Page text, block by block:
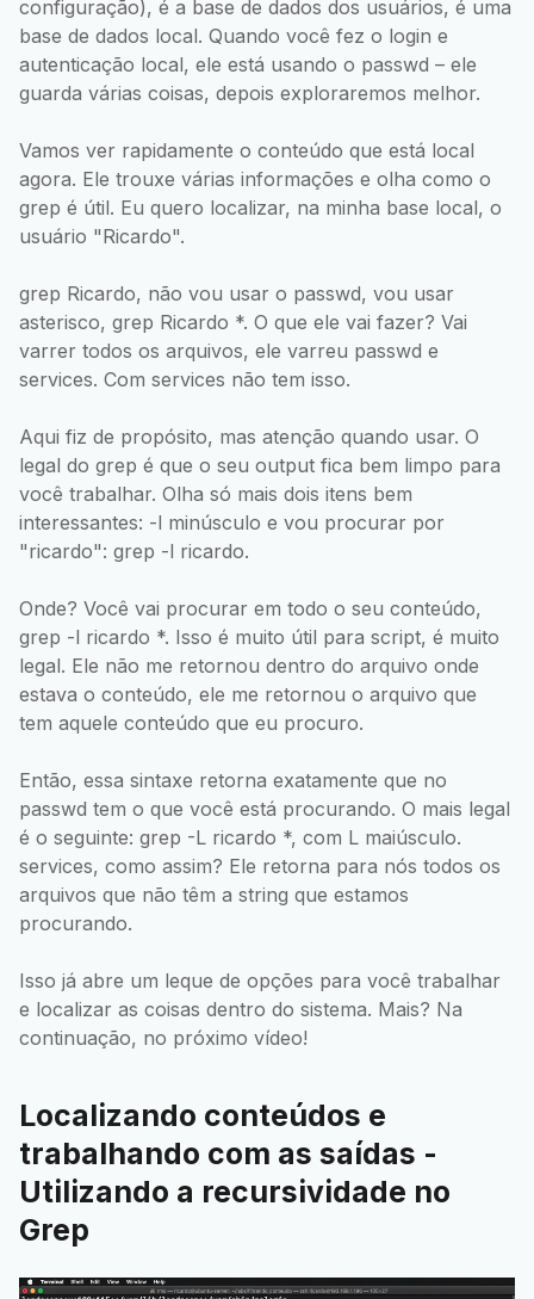
configuração), é a base de dados dos usuários, é uma
base de dados local. Quando você fez o login e
autenticação local, ele está usando o passwd – ele
guarda várias coisas, depois exploraremos melhor.
Vamos ver rapidamente o conteúdo que está local
agora. Ele trouxe várias informações e olha como o
grep é útil. Eu quero localizar, na minha base local, o
usuário "Ricardo".
grep Ricardo, não vou usar o passwd, vou usar
asterisco, grep Ricardo *. O que ele vai fazer? Vai
varrer todos os arquivos, ele varreu passwd e
services. Com services não tem isso.
Aqui fiz de propósito, mas atenção quando usar. O
legal do grep é que o seu output fica bem limpo para
você trabalhar. Olha só mais dois itens bem
interessantes: -l minúsculo e vou procurar por
"ricardo": grep -l ricardo.
Onde? Você vai procurar em todo o seu conteúdo,
grep -l ricardo *. Isso é muito útil para script, é muito
legal. Ele não me retornou dentro do arquivo onde
estava o conteúdo, ele me retornou o arquivo que
tem aquele conteúdo que eu procuro.
Então, essa sintaxe retorna exatamente que no
passwd tem o que você está procurando. O mais legal
é o seguinte: grep -L ricardo *, com L maiúsculo.
services, como assim? Ele retorna para nós todos os
arquivos que não têm a string que estamos
procurando.
Isso já abre um leque de opções para você trabalhar
e localizar as coisas dentro do sistema. Mais? Na
continuação, no próximo vídeo!
Localizando conteúdos e
trabalhando com as saídas -
Utilizando a recursividade no
Grep